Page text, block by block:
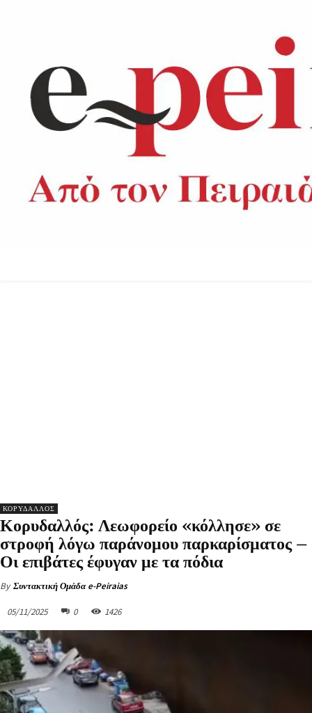
ΚΟΡΥΔΑΛΛΟΣ
Κορυδαλλός: Λεωφορείο «κόλλησε» σε
στροφή λόγω παράνομου παρκαρίσματος –
Οι επιβάτες έφυγαν με τα πόδια
By Συντακτική Ομάδα e-Peiraias
05/11/2025 0 1426